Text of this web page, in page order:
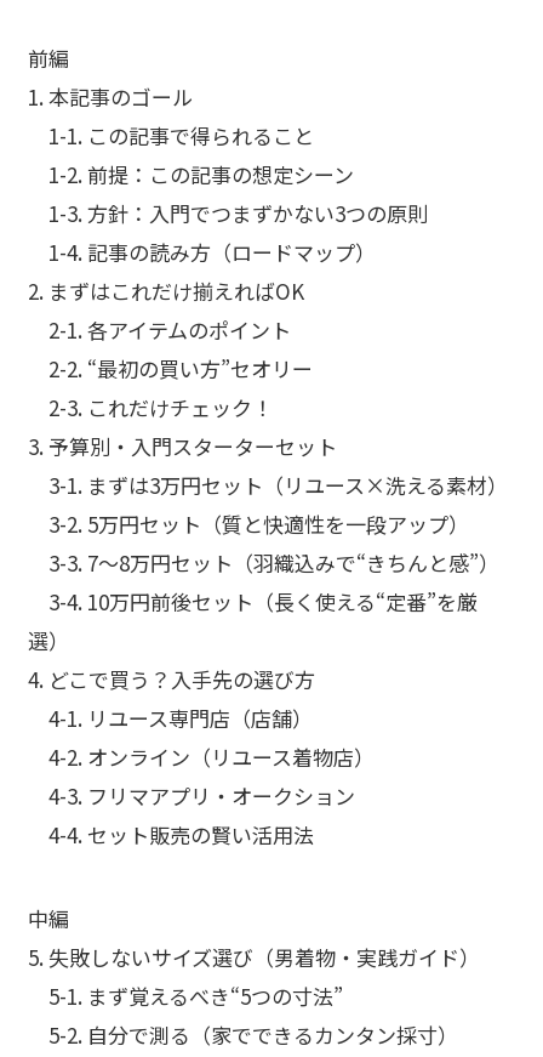
前編
1. 本記事のゴール
1-1. この記事で得られること
1-2. 前提：この記事の想定シーン
1-3. 方針：入門でつまずかない3つの原則
1-4. 記事の読み方（ロードマップ）
2. まずはこれだけ揃えればOK
2-1. 各アイテムのポイント
2-2. “最初の買い方”セオリー
2-3. これだけチェック！
3. 予算別・入門スターターセット
3-1. まずは3万円セット（リユース×洗える素材）
3-2. 5万円セット（質と快適性を一段アップ）
3-3. 7〜8万円セット（羽織込みで“きちんと感”）
3-4. 10万円前後セット（長く使える“定番”を厳
選）
4. どこで買う？入手先の選び方
4-1. リユース専門店（店舗）
4-2. オンライン（リユース着物店）
4-3. フリマアプリ・オークション
4-4. セット販売の賢い活用法
中編
5. 失敗しないサイズ選び（男着物・実践ガイド）
5-1. まず覚えるべき“5つの寸法”
5-2. 自分で測る（家でできるカンタン採寸）